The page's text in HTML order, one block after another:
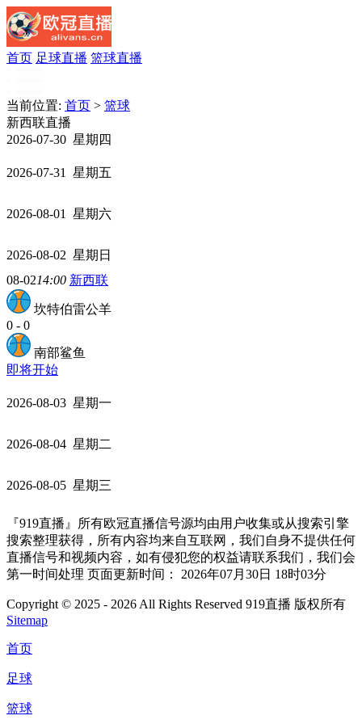
首页 足球直播 篮球直播
当前位置: 首页 > 篮球
新西联直播
2026-07-30 星期四
2026-07-31 星期五
2026-08-01 星期六
2026-08-02 星期日
08-0214:00 新西联
坎特伯雷公羊
0 - 0
南部鲨鱼
即将开始
2026-08-03 星期一
2026-08-04 星期二
2026-08-05 星期三
『919直播』所有欧冠直播信号源均由用户收集或从搜索引擎
搜索整理获得，所有内容均来自互联网，我们自身不提供任何
直播信号和视频内容，如有侵犯您的权益请联系我们，我们会
第一时间处理 页面更新时间： 2026年07月30日 18时03分
Copyright © 2025 - 2026 All Rights Reserved 919直播 版权所有
Sitemap
首页
足球
篮球